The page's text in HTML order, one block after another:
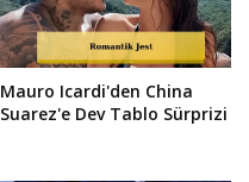
Mauro Icardi'den China
Suarez'e Dev Tablo Sürprizi